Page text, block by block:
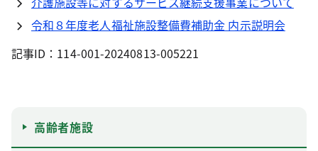
令和８年度老人福祉施設整備費補助金 内示説明会
記事ID：114-001-20240813-005221
高齢者施設